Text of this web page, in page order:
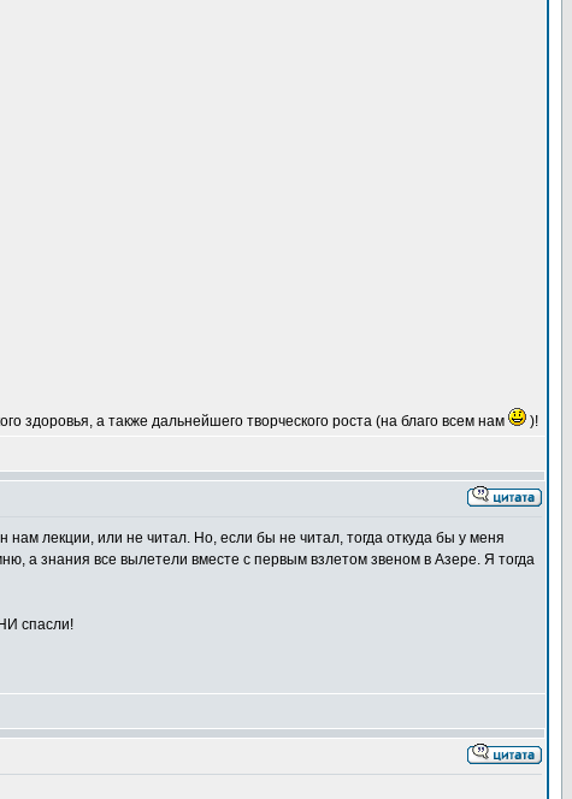
здоровья, а также дальнейшего творческого роста (на благо всем нам
)!
лекции, или не читал. Но, если бы не читал, тогда откуда бы у меня
а знания все вылетели вместе с первым взлетом звеном в Азере. Я тогда
спасли!